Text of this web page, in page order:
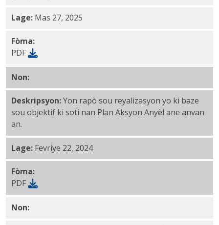
Lage: Mas 27, 2025
Fòma:
PDF
Non:CAPER 2022-2023 PDF
Deskripsyon:Yon rapò sou reyalizasyon yo ki baze
sou objektif ki soti nan Plan Aksyon Anyèl ane anvan
an.
Lage: Fevriye 22, 2024
Fòma:
PDF
Non:Plan Aksyon Anyèl 2023-2024 PDF